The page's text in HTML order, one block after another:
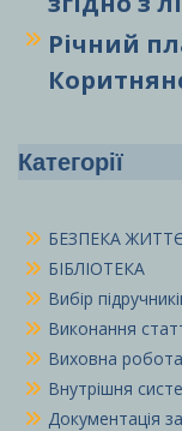
Річний
Категорії
БЕЗПЕКА
БІБЛІОТЕКА
Вибір
Виконання
Виховна робота
Внутрішня
Документація